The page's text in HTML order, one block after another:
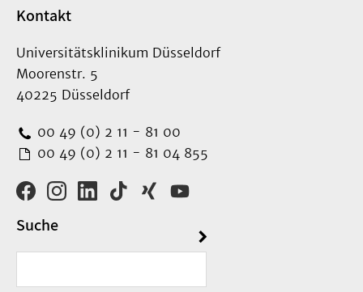
Kontakt
Universitätsklinikum Düsseldorf
Moorenstr. 5
40225 Düsseldorf
00 49 (0) 2 11 - 81 00
00 49 (0) 2 11 - 81 04 855
Suche